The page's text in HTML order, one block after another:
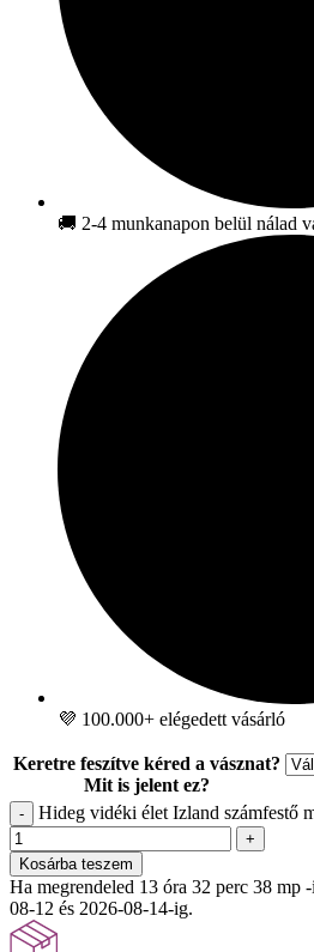
🚚 2-4 munkanapon belül nálad
💜 100.000+ elégedett vásárló
Keretre feszítve kéred a vásznat?
Mit is jelent ez?
- Hideg vidéki élet Izland számfestő
+
Kosárba teszem
Ha megrendeled 13 óra 32 perc 37 mp
08-12 és 2026-08-14-ig.